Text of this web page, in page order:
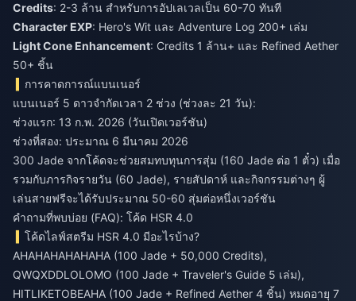
Credits: 2-3 ล้าน สำหรับการอัปเลเวลเป็น 60-70 ทันที
Character EXP: Hero's Wit และ Adventure Log 200+ เล่ม
Light Cone Enhancement: Credits 1 ล้าน+ และ Refined Aether
50+ ชิ้น
การคาดการณ์แบนเนอร์
แบนเนอร์ 5 ดาวจำกัดเวลา 2 ช่วง (ช่วงละ 21 วัน):
ช่วงแรก: 13 ก.พ. 2026 (วันเปิดเวอร์ชัน)
ช่วงที่สอง: ประมาณ 6 มีนาคม 2026
300 Jade จากโค้ดจะช่วยสมทบทุนการสุ่ม (160 Jade ต่อ 1 ตั๋ว) เมื่อ
รวมกับภารกิจรายวัน (60 Jade), รายสัปดาห์ และกิจกรรมต่างๆ ผู้
เล่นสายฟรีจะได้รับประมาณ 50-60 สุ่มต่อหนึ่งเวอร์ชัน
คำถามที่พบบ่อย (FAQ): โค้ด HSR 4.0
โค้ดไลฟ์สตรีม HSR 4.0 มีอะไรบ้าง?
AHAHAHAHAHAHA (100 Jade + 50,000 Credits),
QWQXDDLOLOMO (100 Jade + Traveler's Guide 5 เล่ม),
HITLIKETOBEAHA (100 Jade + Refined Aether 4 ชิ้น) หมดอายุ 7